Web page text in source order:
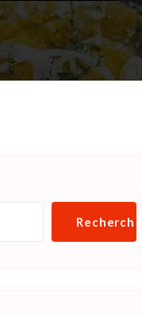
Rechercher